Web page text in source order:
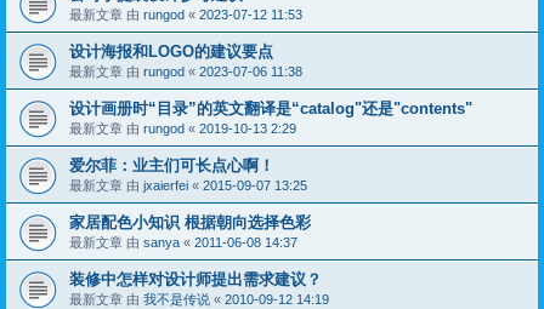
最新文章 由 rungod « 2023-07-12 11:53
设计海报和LOGO的建议要点
最新文章 由 rungod « 2023-07-06 11:38
设计画册时“目录”的英文翻译是“catalog"还是"contents"
最新文章 由 rungod « 2019-10-13 2:29
爱尔菲：业主们可长点心啊！
最新文章 由 jxaierfei « 2015-09-07 13:25
家居配色小知识 根据朝向选择色彩
最新文章 由 sanya « 2011-06-08 14:37
装修中怎样对设计师提出需求建议？
最新文章 由 我不是传说 « 2010-09-12 14:19